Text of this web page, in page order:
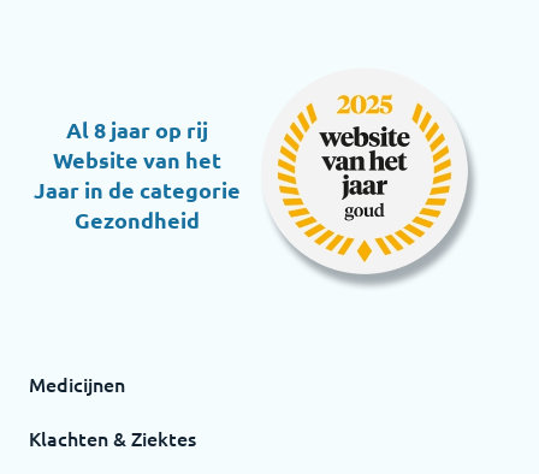
Al 8 jaar op rij
Website van het
Jaar in de categorie
Gezondheid
Medicijnen
Klachten & Ziektes